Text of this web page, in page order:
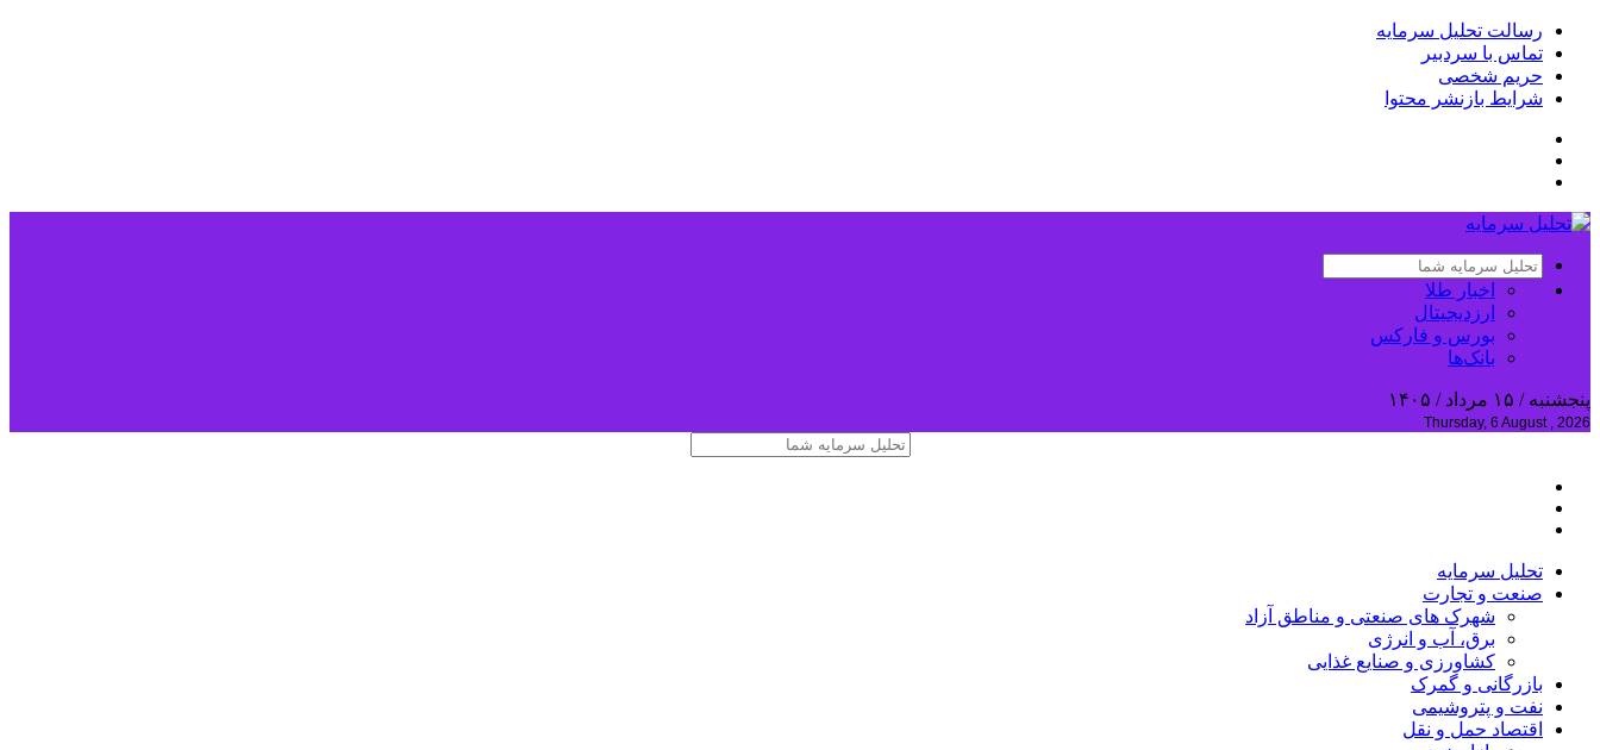
رسالت تحلیل سرمایه
تماس با سردبیر
حریم شخصی
شرایط بازنشر محتوا
اخبار طلا
ارزدیجیتال
بورس و فارکس
بانک‌ها
پنجشنبه / ۱۵ مرداد / ۱۴۰۵
Thursday, 6 August , 2026
تحلیل‌ سرمایه
صنعت و تجارت
شهرک های صنعتی و مناطق آزاد
برق، آب و انرژی
کشاورزی و صنایع غذایی
بازرگانی و گمرک
نفت و پتروشیمی
اقتصاد حمل و نقل